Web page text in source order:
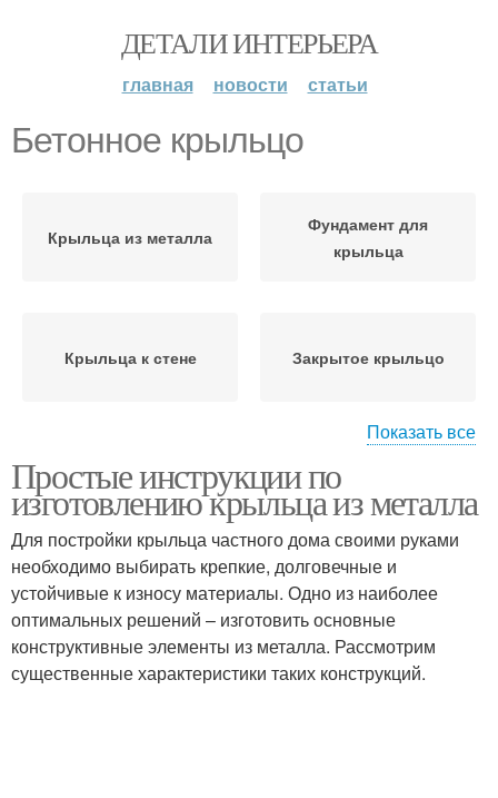
ДЕТАЛИ ИНТЕРЬЕРА
главная новости статьи
Бетонное крыльцо
Крыльца из металла
Фундамент для
крыльца
Крыльца к стене Закрытое крыльцо
Входное крыльцо Деревянное крыльцо
Крыльцо из металла Крыльцо из кирпича
Показать все
Простые инструкции по
изготовлению крыльца из металла
Для постройки крыльца частного дома своими руками
необходимо выбирать крепкие, долговечные и
устойчивые к износу материалы. Одно из наиболее
оптимальных решений – изготовить основные
конструктивные элементы из металла. Рассмотрим
существенные характеристики таких конструкций.